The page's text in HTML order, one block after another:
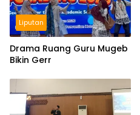
Liputan
Drama Ruang Guru Mugeb
Bikin Gerr